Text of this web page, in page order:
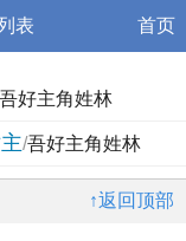
表 首页
吾好主角姓林
/吾好主角姓林
↑返回顶部